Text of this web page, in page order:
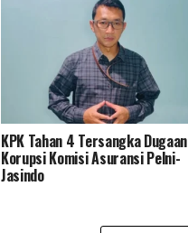
KPK Tahan 4 Tersangka Dugaan
Korupsi Komisi Asuransi Pelni-
Jasindo